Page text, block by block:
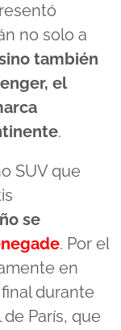
no solo a
también
el
.
SUV que
se
. Por el
en
durante
París, que